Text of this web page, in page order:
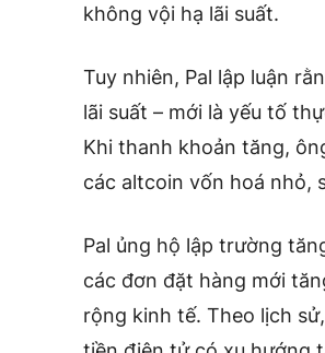
không vội hạ lãi suất.
Tuy nhiên, Pal lập luận
lãi suất – mới là yếu tố
Khi thanh khoản tăng,
các altcoin vốn hoá nhỏ,
Pal ủng hộ lập trường
các đơn đặt hàng mới
rộng kinh tế. Theo lịch